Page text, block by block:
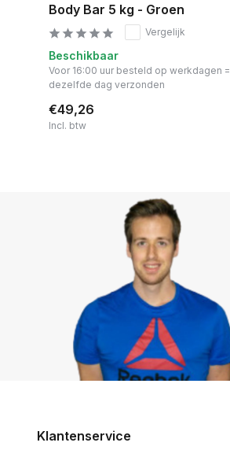
Body Bar 5 kg - Groen
Vergelijk
Beschikbaar
Voor 16:00 uur besteld op werkdagen =
dezelfde dag verzonden
€49,26
Incl. btw
Klantenservice